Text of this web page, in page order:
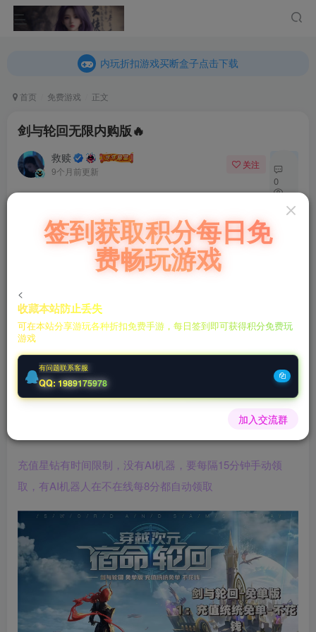
内玩折扣游戏买断盒子点击下载
内玩折扣游戏买断盒子点击下载
首页 免费游戏 正文
剑与轮回无限内购版🔥
救赎
9个月前更新
关注 私信
0
231
剑与轮回无限内购版🔥
此内容为免费资源，请登录后查看
登录查看
后台激活码联系客服购买
剑与轮回无限内购版🔥
AI机器助手自动挂机充值除了星钻，其他礼包全部免单
充值星钻有时间限制，没有AI机器，要每隔15分钟手动领
取，有AI机器人在不在线每8分都自动领取
签到获取积分每日免
费畅玩游戏
<
收藏本站防止丢失
可在本站分享游玩各种折扣免费手游，每日签到即可获得积分免费玩
游戏
有问题联系客服
QQ: 1989175978
加入交流群